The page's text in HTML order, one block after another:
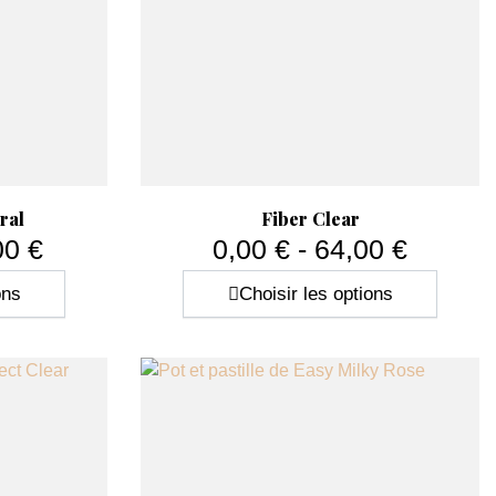
€
 Aperçu rapide
Fiber Clear
0,00 € - 64,00 €
Choisir les options